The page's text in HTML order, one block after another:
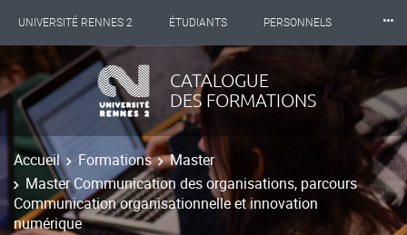
UNIVERSITÉ RENNES 2 ÉTUDIANTS PERSONNELS
INTERNATIONAL PROFESSIONNELS
LES NOUVELLES DE RENNES 2
⸱⸱⸱
CATALOGUE
DES FORMATIONS
Accueil Formations
Master
Master Communication des organisations, parcours
Communication organisationnelle et innovation
numérique